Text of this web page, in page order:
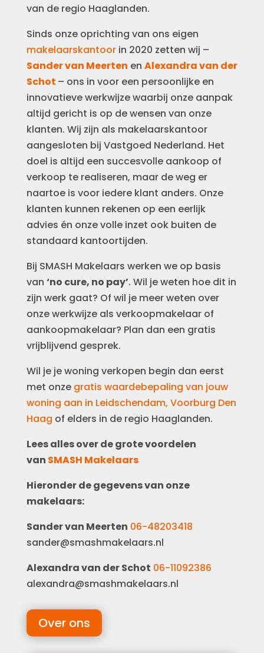
van de regio Haaglanden.
Sinds onze oprichting van ons eigen
makelaarskantoorin 2020 zetten wij –
Sander van Meerten en Alexandra van der
Schot – ons in voor een persoonlijke en
innovatieve werkwijze waarbij onze aanpak
altijd gericht is op de wensen van onze
klanten. Wij zijn als makelaarskantoor
aangesloten bij Vastgoed Nederland. Het
doel is altijd een succesvolle aankoop of
verkoop te realiseren, maar de weg er
naartoe is voor iedere klant anders. Onze
klanten kunnen rekenen op een eerlijk
advies én onze volle inzet ook buiten de
standaard kantoortijden.
Bij SMASH Makelaars werken we op basis
van ‘no cure, no pay’. Wil je weten hoe dit in
zijn werk gaat? Of wil je meer weten over
onze werkwijze als verkoopmakelaar of
aankoopmakelaar? Plan dan een gratis
vrijblijvend gesprek.
Wil je je woning verkopen begin dan eerst
met onze gratis waardebepaling van jouw
woning aan in Leidschendam, Voorburg Den
Haag of elders in de regio Haaglanden.
Lees alles over de grote voordelen
van SMASH Makelaars
Hieronder de gegevens van onze
makelaars:
Sander van Meerten 06-48203418
sander@smashmakelaars.nl
Alexandra van der Schot 06-11092386
alexandra@smashmakelaars.nl
Over ons